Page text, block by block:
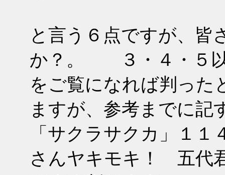
と言う６点ですが、皆
か？。 ３・４・５以
をご覧になれば判った
ますが、参考までに記
「サクラサクカ」１
さんヤキモキ！ 五代